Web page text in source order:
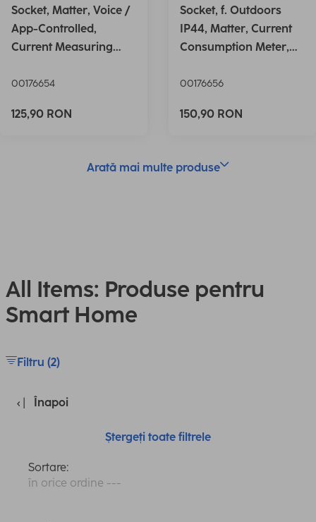
Socket, Matter, Voice /
App-Controlled,
Current Measuring
00176654
125,90 RON
Socket, f. Outdoors
IP44, Matter, Current
Consumption Meter,
00176656
150,90 RON
Arată mai multe produse
All Items: Produse pentru
Smart Home
Filtru (2)
Înapoi
Ștergeți toate filtrele
Sortare:
în orice ordine ---